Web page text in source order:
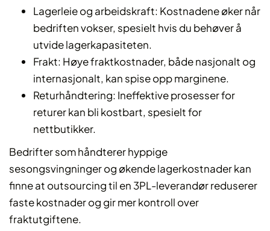
Lagerleie og arbeidskraft: Kostnadene øker når
bedriften vokser, spesielt hvis du behøver å
utvide lagerkapasiteten.
Frakt: Høye fraktkostnader, både nasjonalt og
internasjonalt, kan spise opp marginene.
Returhåndtering: Ineffektive prosesser for
returer kan bli kostbart, spesielt for
nettbutikker.
Bedrifter som håndterer hyppige
sesongsvingninger og økende lagerkostnader kan
finne at outsourcing til en 3PL-leverandør reduserer
faste kostnader og gir mer kontroll over
fraktutgiftene.